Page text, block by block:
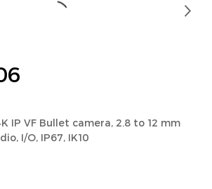
IP VF Bullet camera, 2.8 to 12 mm
I/O, IP67, IK10